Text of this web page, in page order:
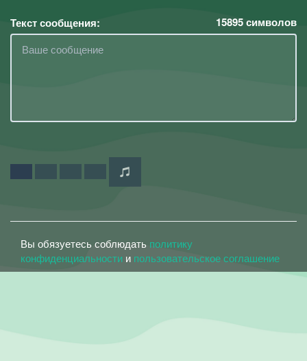
Текст сообщения: 15895символов
Вы обязуетесь соблюдать политику
конфиденциальности и пользовательское соглашение